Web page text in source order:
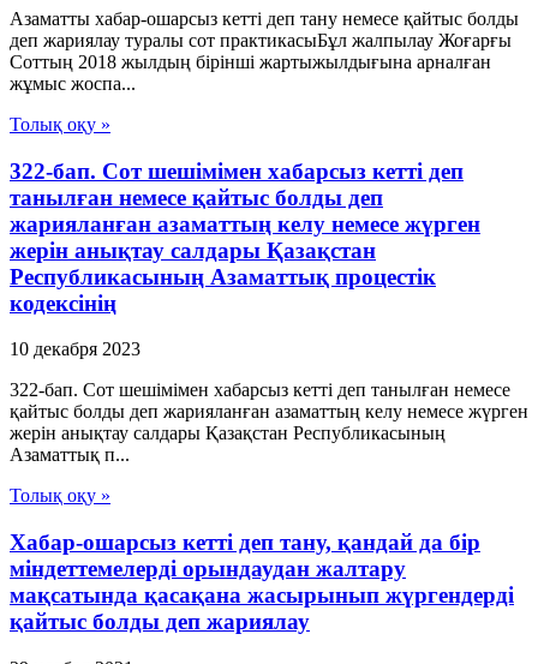
Азаматты хабар-ошарсыз кетті деп тану немесе қайтыс болды
деп жариялау туралы сот практикасыБұл жалпылау Жоғарғы
Соттың 2018 жылдың бірінші жартыжылдығына арналған
жұмыс жоспа...
Толық оқу »
322-бап. Сот шешімімен хабарсыз кетті деп
танылған немесе қайтыс болды деп
жарияланған азаматтың келу немесе жүрген
жерін анықтау салдары Қазақстан
Республикасының Азаматтық процестік
кодексінің
10 декабря 2023
322-бап. Сот шешімімен хабарсыз кетті деп танылған немесе
қайтыс болды деп жарияланған азаматтың келу немесе жүрген
жерін анықтау салдары Қазақстан Республикасының
Азаматтық п...
Толық оқу »
Хабар-ошарсыз кетті деп тану, қандай да бір
міндеттемелерді орындаудан жалтару
мақсатында қасақана жасырынып жүргендерді
қайтыс болды деп жариялау